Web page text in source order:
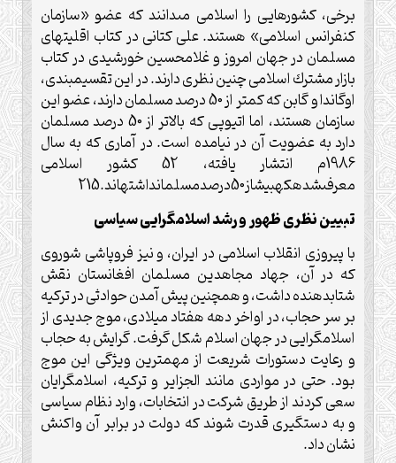
برخى، كشورهايى را اسلامى مى‏دانند كه عضو «سازمان
كنفرانس اسلامى» هستند. على كتانى در كتاب اقليت‏هاى
مسلمان در جهان امروز و غلامحسين خورشيدى در كتاب
بازار مشترك اسلامى چنين نظرى دارند. در اين تقسيم‏بندى،
اوگاندا و گابن كه كمتر از 50 درصد مسلمان دارند، عضو اين
سازمان هستند، اما اتيوپى كه بالاتر از 50 درصد مسلمان
دارد به عضويت آن در نيامده است. در آمارى كه به سال
1986م انتشار يافته، 52 كشور اسلامى
معرفى‏شده‏كه‏بيش‏از50درصدمسلمان‏داشته‏اند.215
تبيين نظرى ظهور و رشد اسلام‏گرايى سياسى
با پيروزى انقلاب اسلامى در ايران، و نيز فروپاشى شوروى
كه در آن، جهاد مجاهدين مسلمان افغانستان نقش
شتاب‏دهنده داشت، و همچنين پيش آمدن حوادثى در تركيه
بر سر حجاب، در اواخر دهه هفتاد ميلادى، موج جديدى از
اسلام‏گرايى در جهان اسلام شكل گرفت. گرايش به حجاب
و رعايت دستورات شريعت از مهم‏ترين ويژگى اين موج
بود. حتى در مواردى مانند الجزاير و تركيه، اسلام‏گرايان
سعى كردند از طريق شركت در انتخابات، وارد نظام سياسى
و به دست‏گيرى قدرت شوند كه دولت در برابر آن واكنش
نشان داد.